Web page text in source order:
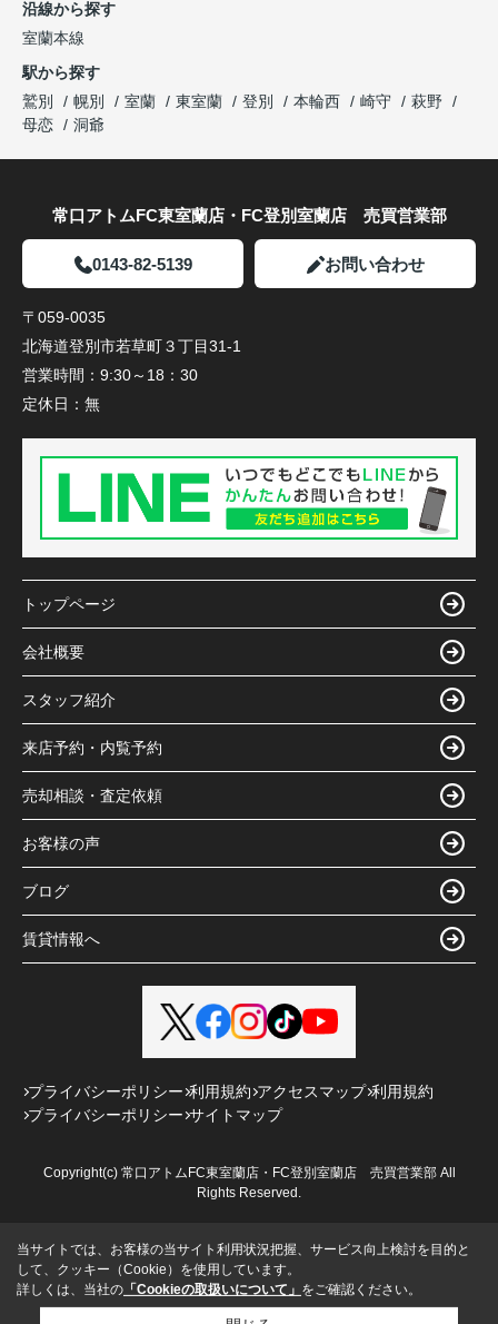
沿線から探す
室蘭本線
駅から探す
鷲別
幌別 室蘭 東室蘭 登別 本輪西 崎守
萩野
母恋
洞爺
常口アトムFC東室蘭店・FC登別室蘭店 売買営業部
0143-82-5139 お問い合わせ
〒059-0035
北海道登別市若草町３丁目31-1
営業時間： 9:30～18：30
定休日： 無
トップページ
会社概要
スタッフ紹介
来店予約・内覧予約
売却相談・査定依頼
お客様の声
ブログ
賃貸情報へ
プライバシーポリシー 利用規約 アクセスマップ 利用規約
プライバシーポリシー サイトマップ
Copyright(c) 常口アトムFC東室蘭店・FC登別室蘭店 売買営業部 All
Rights Reserved.
当サイトでは、お客様の当サイト利用状況把握、サービス向上検討を目的と
して、クッキー（Cookie）を使用しています。
詳しくは、当社の 「Cookieの取扱いについて」 をご確認ください。